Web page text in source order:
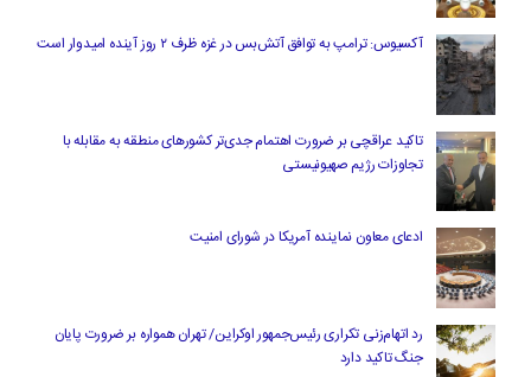
آکسیوس: ترامپ به توافق آتش‌بس در غزه ظرف ۲ روز آینده امیدوار است
تاکید عراقچی بر ضرورت اهتمام جدی‌تر کشورهای منطقه به مقابله با
تجاوزات رژیم صهیونیستی
ادعای معاون نماینده آمریکا در شورای امنیت
رد اتهام‌زنی تکراری رئیس‌جمهور اوکراین/ تهران همواره بر ضرورت پایان
جنگ تاکید دارد